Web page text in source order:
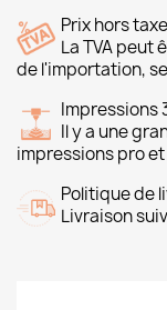
Prix hors
La TVA peut
de l'importation,
Impressions
Il y a une
impressions pro
Politique de
Livraison